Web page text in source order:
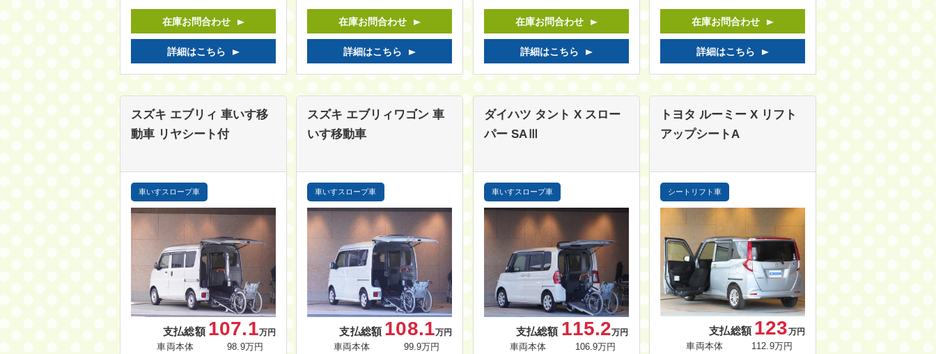
在庫お問合わせ
詳細はこちら
在庫お問合わせ
詳細はこちら
在庫お問合わせ
詳細はこちら
在庫お問合わせ
詳細はこちら
スズキ エブリィ 車いす移
動車 リヤシート付
車いすスロープ車
支払総額 107.1万円
車両本体
98.9万円
スズキ エブリィワゴン車
いす移動車
車いすスロープ車
支払総額 108.1万円
車両本体
99.9万円
ダイハツ タント X スロー
パー SAⅢ
車いすスロープ車
支払総額 115.2万円
車両本体
106.9万円
トヨタ ルーミー X リフト
アップシートA
シートリフト車
支払総額 123万円
車両本体
112.9万円